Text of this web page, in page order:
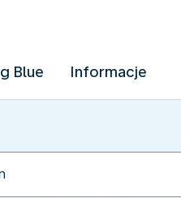
Blue Informacje